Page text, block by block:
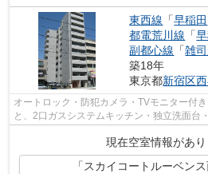
東西線 「早稲田
都電荒川線 「
副都心線 「雑
築18年
東京都新宿区
オートロック・防犯カメラ・TVモニター付
と、2口ガスシステムキッチン・独立洗面台
現在空室情報があり
「スカイコートルーベン